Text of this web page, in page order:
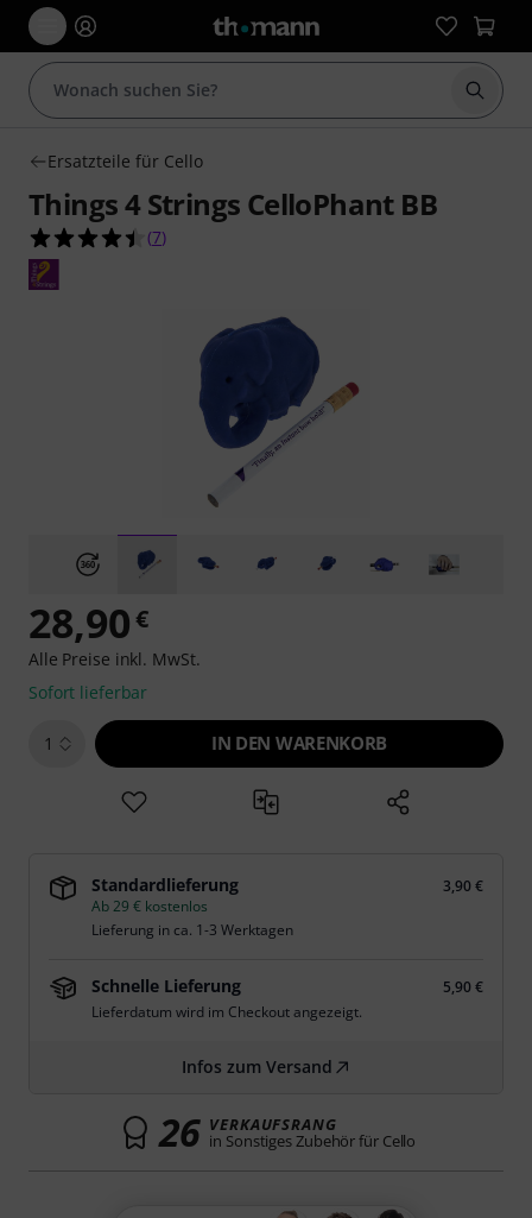
Suche
Ersatzteile für Cello
Things 4 Strings CelloPhant BB
4.4 von 5 Sternen aus 7 Kundenbewertungen
(7)
28,90€
Alle Preise inkl. MwSt.
Sofort lieferbar
1 IN DEN WARENKORB
Standardlieferung
3,90 €
Ab 29 € kostenlos
Lieferung in ca. 1-3 Werktagen
Schnelle Lieferung
5,90 €
Lieferdatum wird im Checkout angezeigt.
Infos zum Versand
26 VERKAUFSRANG
in Sonstiges Zubehör für Cello